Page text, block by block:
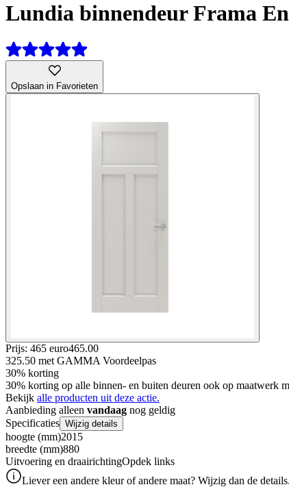
Lundia binnendeur Frama
Opslaan in Favorieten
Prijs: 465 euro465.00
325.50 met GAMMA Voordeelpas
30% korting
30% korting op alle binnen- en buiten deuren ook op
Bekijk alle producten uit deze actie.
Aanbieding alleen vandaag nog geldig
Specificaties Wijzig details
hoogte (mm)2015
breedte (mm)880
Uitvoering en draairichtingOpdek links
Liever een andere kleur of andere maat? Wijzig dan de details.